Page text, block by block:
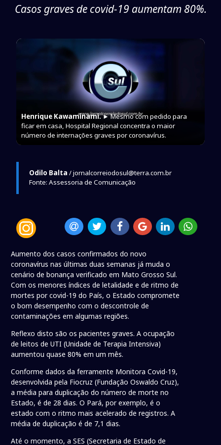
Casos graves de covid-19 aumentam 80%.
Henrique Kawaminami.► Mesmo com pedido para
ficar em casa, Hospital Regional concentra o maior
número de internações graves por coronavírus.
Odilo Balta / jornalcorreiodosul@terra.com.br
Fonte: Assessoria de Comunicação
Aumento dos casos confirmados do novo
coronavírus nas últimas duas semanas já muda o
cenário de bonança verificado em Mato Grosso Sul.
Com os menores índices de letalidade e de ritmo de
mortes por covid-19 do País, o Estado compromete
o bom desempenho com o descontrole de
contaminações em algumas regiões.
Reflexo disto são os pacientes graves. A ocupação
de leitos de UTI (Unidade de Terapia Intensiva)
aumentou quase 80% em um mês.
Conforme dados da ferramente Monitora Covid-19,
desenvolvida pela Fiocruz (Fundação Oswaldo Cruz),
a média para duplicação do número de morte no
Estado, é de 28 dias. O Pará, por exemplo, é o
estado com o ritmo mais acelerado de registros. A
média de duplicação é de 7,1 dias.
Até o momento, a SES (Secretaria de Estado de